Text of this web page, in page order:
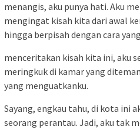
menangis, aku punya hati. Aku
mengingat kisah kita dari awal
hingga berpisah dengan cara
menceritakan kisah kita ini, aku
meringkuk di kamar yang
yang menguatkanku.
Sayang, engkau tahu, di kota ini
seorang perantau. Jadi, aku tak